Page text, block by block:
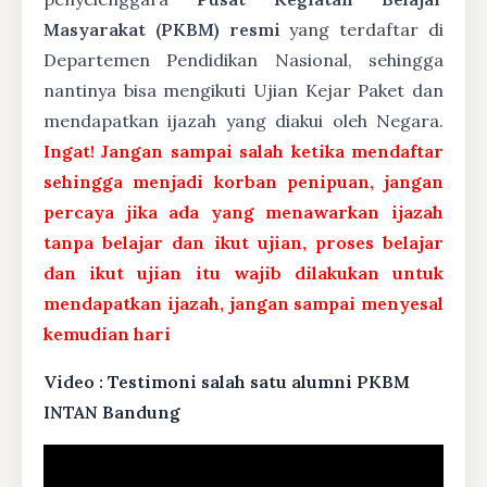
Masyarakat (PKBM) resmi yang terdaftar di
Departemen Pendidikan Nasional, sehingga
nantinya bisa mengikuti Ujian Kejar Paket dan
mendapatkan ijazah yang diakui oleh Negara.
Ingat! Jangan sampai salah ketika mendaftar
sehingga menjadi korban penipuan, jangan
percaya jika ada yang menawarkan ijazah
tanpa belajar dan ikut ujian, proses belajar
dan ikut ujian itu wajib dilakukan untuk
mendapatkan ijazah, jangan sampai menyesal
kemudian hari
Video : Testimoni salah satu alumni PKBM
INTAN Bandung